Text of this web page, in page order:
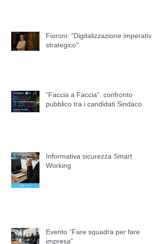
Fioroni: "Digitalizzazione imperativo
strategico"
“Faccia a Faccia”: confronto
pubblico tra i candidati Sindaco
Informativa sicurezza Smart
Working
Evento “Fare squadra per fare
impresa”